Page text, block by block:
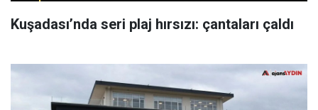
Kuşadası’nda seri plaj hırsızı: çantaları çaldı